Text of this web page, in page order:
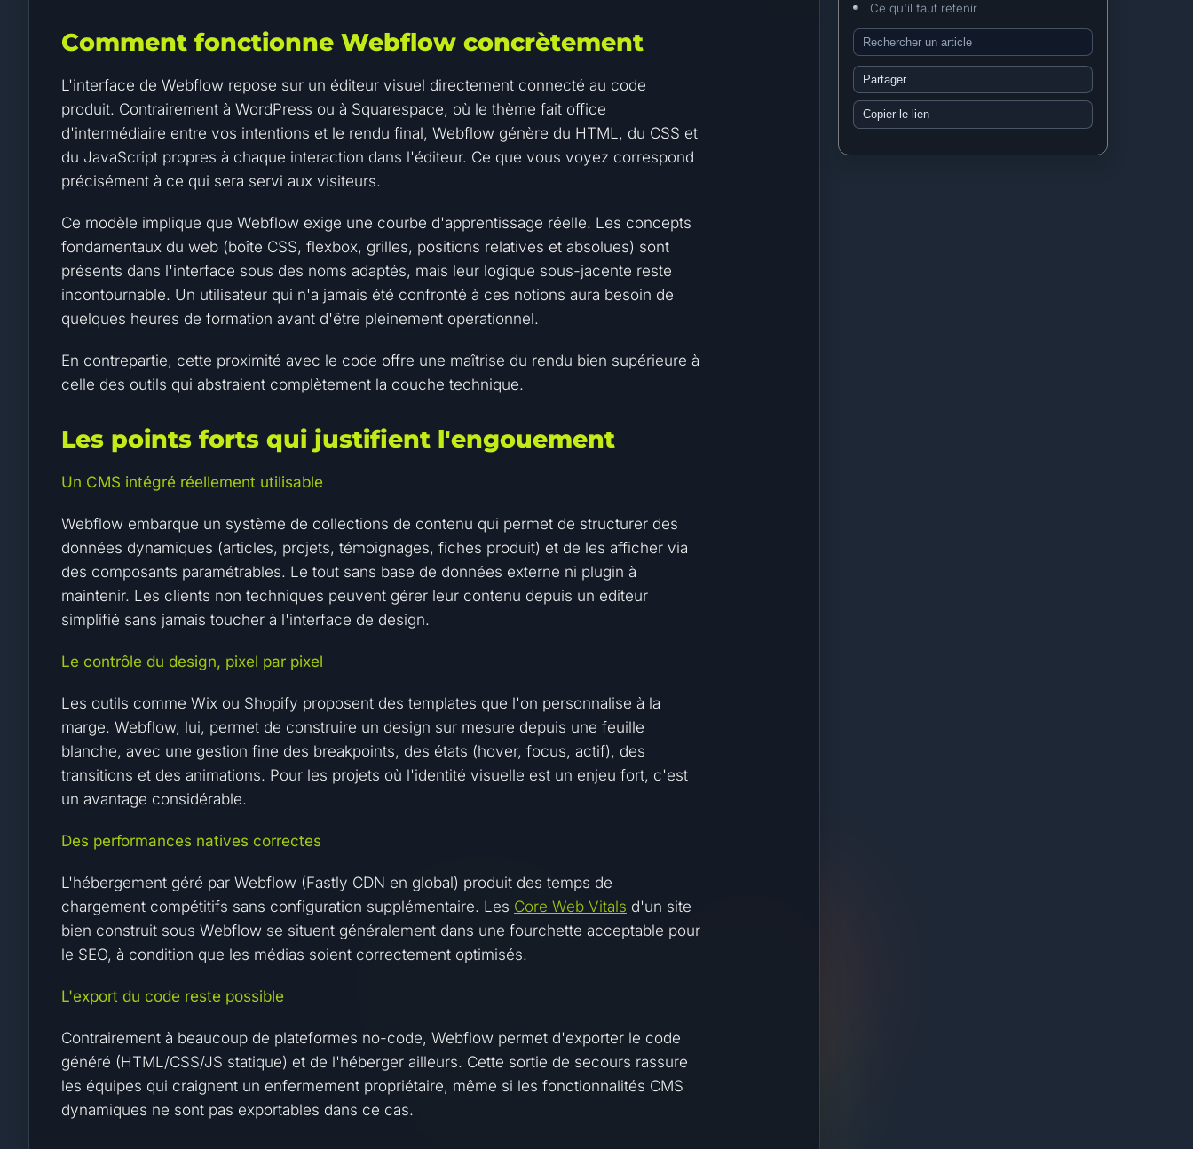
Comment fonctionne Webflow concrètement
L'interface de Webflow repose sur un éditeur visuel directement connecté au code
produit. Contrairement à WordPress ou à Squarespace, où le thème fait office
d'intermédiaire entre vos intentions et le rendu final, Webflow génère du HTML, du CSS et
du JavaScript propres à chaque interaction dans l'éditeur. Ce que vous voyez correspond
précisément à ce qui sera servi aux visiteurs.
Ce modèle implique que Webflow exige une courbe d'apprentissage réelle. Les concepts
fondamentaux du web (boîte CSS, flexbox, grilles, positions relatives et absolues) sont
présents dans l'interface sous des noms adaptés, mais leur logique sous-jacente reste
incontournable. Un utilisateur qui n'a jamais été confronté à ces notions aura besoin de
quelques heures de formation avant d'être pleinement opérationnel.
En contrepartie, cette proximité avec le code offre une maîtrise du rendu bien supérieure à
celle des outils qui abstraient complètement la couche technique.
Les points forts qui justifient l'engouement
Un CMS intégré réellement utilisable
Webflow embarque un système de collections de contenu qui permet de structurer des
données dynamiques (articles, projets, témoignages, fiches produit) et de les afficher via
des composants paramétrables. Le tout sans base de données externe ni plugin à
maintenir. Les clients non techniques peuvent gérer leur contenu depuis un éditeur
simplifié sans jamais toucher à l'interface de design.
Le contrôle du design, pixel par pixel
Les outils comme Wix ou Shopify proposent des templates que l'on personnalise à la
marge. Webflow, lui, permet de construire un design sur mesure depuis une feuille
blanche, avec une gestion fine des breakpoints, des états (hover, focus, actif), des
transitions et des animations. Pour les projets où l'identité visuelle est un enjeu fort, c'est
un avantage considérable.
Des performances natives correctes
L'hébergement géré par Webflow (Fastly CDN en global) produit des temps de
chargement compétitifs sans configuration supplémentaire. Les Core Web Vitals d'un site
bien construit sous Webflow se situent généralement dans une fourchette acceptable pour
le SEO, à condition que les médias soient correctement optimisés.
L'export du code reste possible
Contrairement à beaucoup de plateformes no-code, Webflow permet d'exporter le code
généré (HTML/CSS/JS statique) et de l'héberger ailleurs. Cette sortie de secours rassure
les équipes qui craignent un enfermement propriétaire, même si les fonctionnalités CMS
dynamiques ne sont pas exportables dans ce cas.
Ce qu'il faut retenir
Partager
Copier le lien